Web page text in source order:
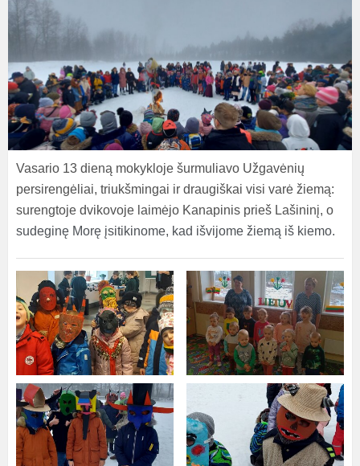
Vasario 13 dieną mokykloje šurmuliavo Užgavėnių
persirengėliai, triukšmingai ir draugiškai visi varė žiemą:
surengtoje dvikovoje laimėjo Kanapinis prieš Lašininį, o
sudeginę Morę įsitikinome, kad išvijome žiemą iš kiemo.